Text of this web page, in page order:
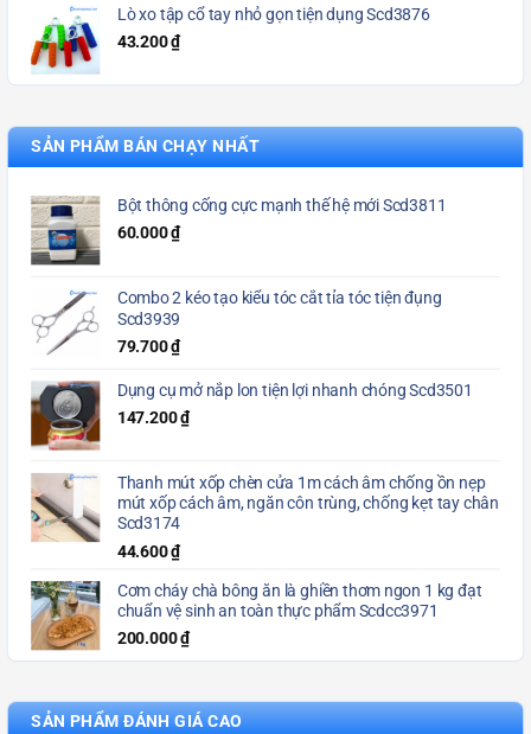
Lò xo tập cổ tay nhỏ gọn tiện dụng Scd3876
43.200₫
SẢN PHẨM BÁN CHẠY NHẤT
Bột thông cống cực mạnh thế hệ mới Scd3811
60.000₫
Combo 2 kéo tạo kiểu tóc cắt tỉa tóc tiện đụng
Scd3939
79.700₫
Dụng cụ mở nắp lon tiện lợi nhanh chóng Scd3501
147.200₫
Thanh mút xốp chèn cửa 1m cách âm chống ồn nẹp
mút xốp cách âm, ngăn côn trùng, chống kẹt tay chân
Scd3174
44.600₫
Cơm cháy chà bông ăn là ghiền thơm ngon 1 kg đạt
chuẩn vệ sinh an toàn thực phẩm Scdcc3971
200.000₫
SẢN PHẨM ĐÁNH GIÁ CAO